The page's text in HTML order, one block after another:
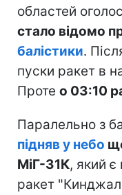
областей
стало відомо
балістики.
пуски ракет в
Проте о 03:10
Паралельно з
підняв у небо
МіГ-31К, який є
ракет